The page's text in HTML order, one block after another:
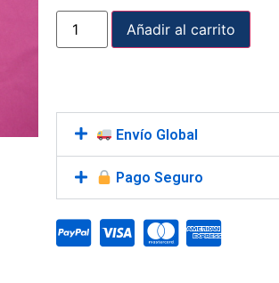
Añadir al carrito
Envío Global
Pago Seguro